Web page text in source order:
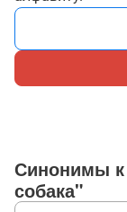
Синонимы к
собака"